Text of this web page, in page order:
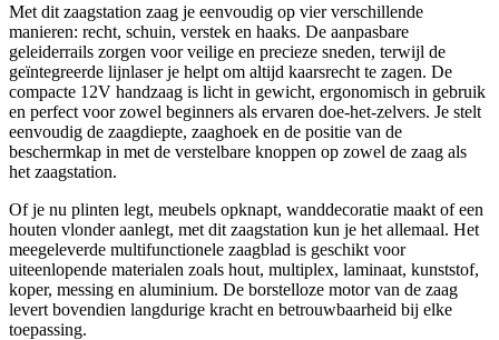
Met dit zaagstation zaag je eenvoudig op vier verschillende
manieren: recht, schuin, verstek en haaks. De aanpasbare
geleiderrails zorgen voor veilige en precieze sneden, terwijl de
geïntegreerde lijnlaser je helpt om altijd kaarsrecht te zagen. De
compacte 12V handzaag is licht in gewicht, ergonomisch in gebruik
en perfect voor zowel beginners als ervaren doe-het-zelvers. Je stelt
eenvoudig de zaagdiepte, zaaghoek en de positie van de
beschermkap in met de verstelbare knoppen op zowel de zaag als
het zaagstation.
Of je nu plinten legt, meubels opknapt, wanddecoratie maakt of een
houten vlonder aanlegt, met dit zaagstation kun je het allemaal. Het
meegeleverde multifunctionele zaagblad is geschikt voor
uiteenlopende materialen zoals hout, multiplex, laminaat, kunststof,
koper, messing en aluminium. De borstelloze motor van de zaag
levert bovendien langdurige kracht en betrouwbaarheid bij elke
toepassing.